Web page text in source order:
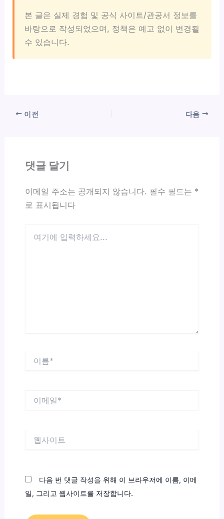
본 글은 실제 경험 및 공식 사이트/관공서 정보를
바탕으로 작성되었으며, 정책은 예고 없이 변경될
수 있습니다.
이전 다음
댓글 달기
이메일 주소는 공개되지 않습니다. 필수 필드는 *
로 표시됩니다
다음 번 댓글 작성을 위해 이 브라우저에 이름, 이메
일, 그리고 웹사이트를 저장합니다.